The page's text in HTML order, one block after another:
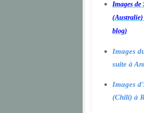
Images
(Australie)
blog)
Images
suite à
Images
(Chili) à